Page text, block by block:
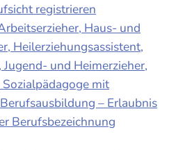
registrieren
Haus- und
Heilerziehungsassistent,
und Heimerzieher,
mit
– Erlaubnis
Berufsbezeichnung